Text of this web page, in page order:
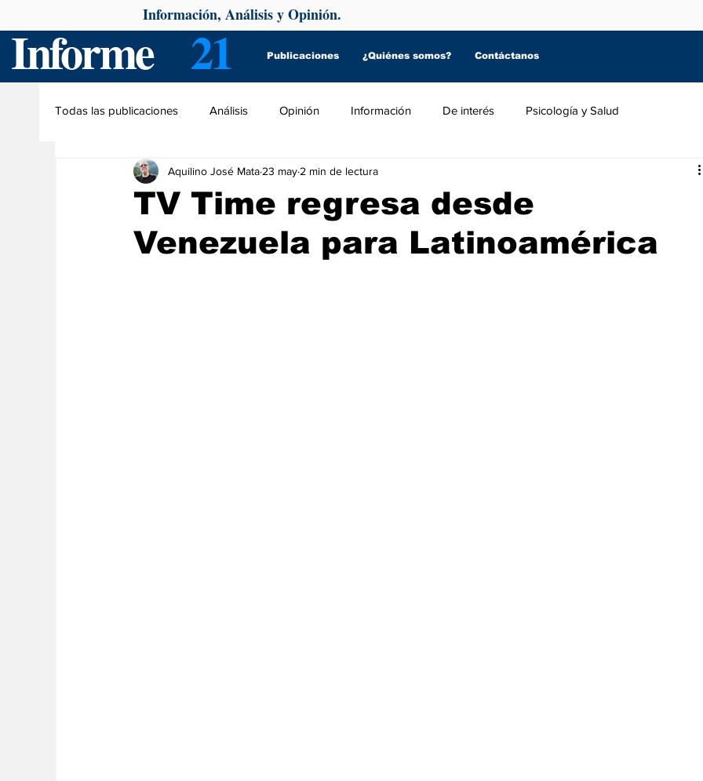
Informe 21 Publicaciones ¿Quiénes somos? Contáctanos
Información, Análisis y Opinión.
Todas las publicaciones Análisis Opinión Información De interés Psicología y Salud
TV Time regresa desde
Venezuela para Latinoamérica
Aquilino José Mata 23 may 2 min de lectura